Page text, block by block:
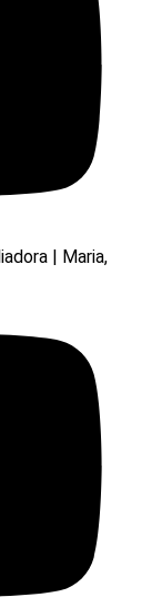
| Maria,